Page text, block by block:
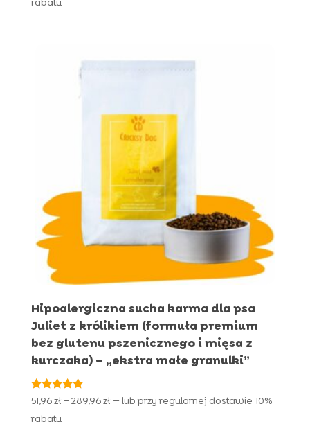
Hipoalergiczna sucha karma dla psa
Juliet z królikiem (formuła premium
bez glutenu pszenicznego i mięsa z
kurczaka) – „ekstra małe granulki”
Oceniono
5.00
na 5
51,96zł – 289,96złZakres
— lub przy regularnej dostawie 10%
rabatu